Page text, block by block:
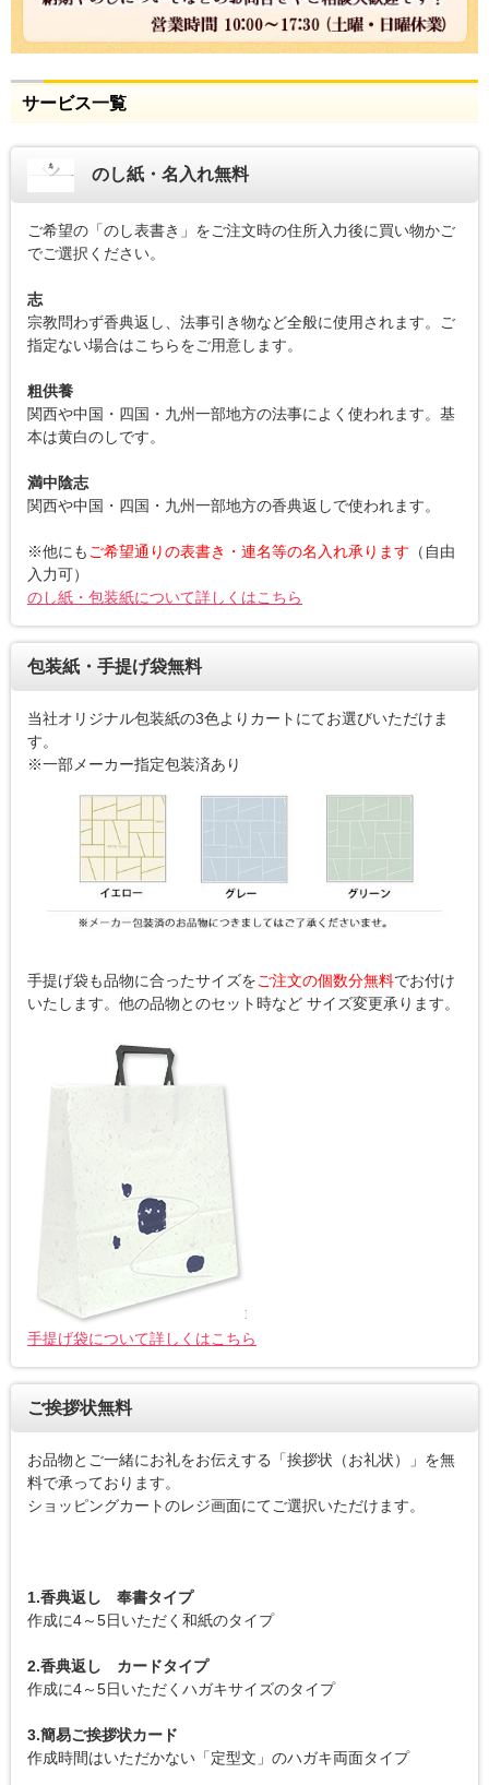
サービス一覧
のし紙・名入れ無料
ご希望の「のし表書き」をご注文時の住所入力後に買い物かご
でご選択ください。
志
宗教問わず香典返し、法事引き物など全般に使用されます。ご
指定ない場合はこちらをご用意します。
粗供養
関西や中国・四国・九州一部地方の法事によく使われます。基
本は黄白のしです。
満中陰志
関西や中国・四国・九州一部地方の香典返しで使われます。
※他にもご希望通りの表書き・連名等の名入れ承ります （自由
入力可）
のし紙・包装紙について詳しくはこちら
包装紙・手提げ袋無料
当社オリジナル包装紙の3色よりカートにてお選びいただけま
す。
※一部メーカー指定包装済あり
手提げ袋も品物に合ったサイズをご注文の個数分無料でお付け
いたします。他の品物とのセット時など サイズ変更承ります。
手提げ袋について詳しくはこちら
ご挨拶状無料
お品物とご一緒にお礼をお伝えする「挨拶状（お礼状）」を無
料で承っております。
ショッピングカートのレジ画面にてご選択いただけます。
1.香典返し 奉書タイプ
作成に4～5日いただく和紙のタイプ
2.香典返し カードタイプ
作成に4～5日いただくハガキサイズのタイプ
3.簡易ご挨拶状カード
作成時間はいただかない「定型文」のハガキ両面タイプ